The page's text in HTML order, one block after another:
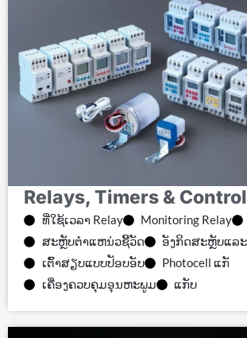
Relays, Timers & Control
ທີ່ໃຊ້ເວລາ Relay Monitoring Relay
ສະຫຼັບຕໍາແຫນ່ວຊີ້ວັດ
ອັງກິດສະຫຼັບແລະ
ເຕົ້າສຽບແບບປັອບອັບ
Photocell ແກັ
ເຄື່ອງຄວບຄຸມອຸນຫະພູມ
ແກັບ